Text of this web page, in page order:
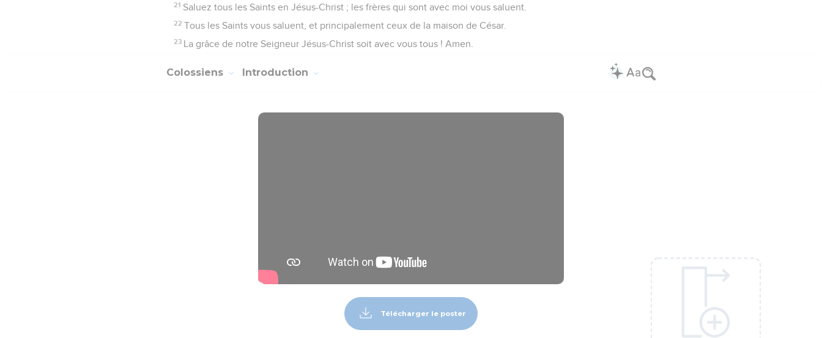
21 Saluez tous les Saints en Jésus-Christ ; les frères qui sont avec moi vous saluent.
22 Tous les Saints vous saluent, et principalement ceux de la maison de César.
23 La grâce de notre Seigneur Jésus-Christ soit avec vous tous ! Amen.
Colossiens Introduction
Télécharger le poster